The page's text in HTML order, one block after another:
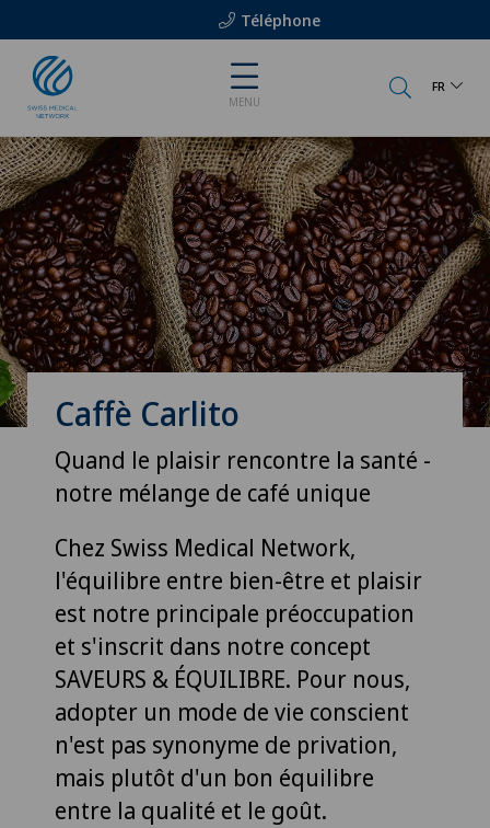
Téléphone
MENU
FR
Caffè Carlito
Quand le plaisir rencontre la santé -
notre mélange de café unique
Chez Swiss Medical Network,
l'équilibre entre bien-être et plaisir
est notre principale préoccupation
et s'inscrit dans notre concept
SAVEURS & ÉQUILIBRE. Pour nous,
adopter un mode de vie conscient
n'est pas synonyme de privation,
mais plutôt d'un bon équilibre
entre la qualité et le goût.